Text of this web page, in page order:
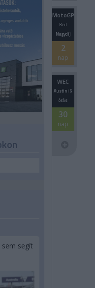
MotoGP
Brit
Nagydíj
2
nap
WEC
Austini 6
órás
30
nap
segít